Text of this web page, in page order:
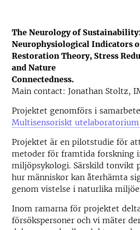
The Neurology of
Neurophysiological Indicators
Restoration Theory, Stress
and Nature
Connectedness.
Main contact: Jonathan Stoltz,
Projektet genomförs i
Multisensoriskt utelaboratorium
Projektet är en pilotstudie för
metoder för framtida forskning
miljöpsykologi. Särskild tonvikt
hur människor kan återhämta
genom vistelse i naturlika
Inom ramarna för projektet
försökspersoner och vi mäter